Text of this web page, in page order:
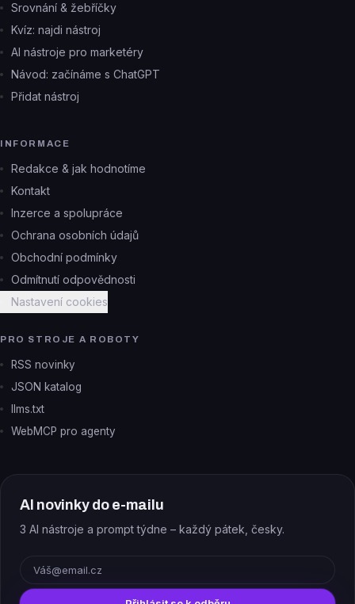
Srovnání & žebříčky
Kvíz: najdi nástroj
AI nástroje pro marketéry
Návod: začínáme s ChatGPT
Přidat nástroj
INFORMACE
Redakce & jak hodnotíme
Kontakt
Inzerce a spolupráce
Ochrana osobních údajů
Obchodní podmínky
Odmítnutí odpovědnosti
Nastavení cookies
PRO STROJE A ROBOTY
RSS novinky
JSON katalog
llms.txt
WebMCP pro agenty
AI novinky do e-mailu
3 AI nástroje a prompt týdne – každý pátek, česky.